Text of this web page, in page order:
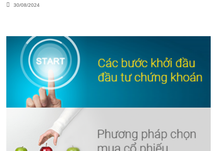
30/08/2024